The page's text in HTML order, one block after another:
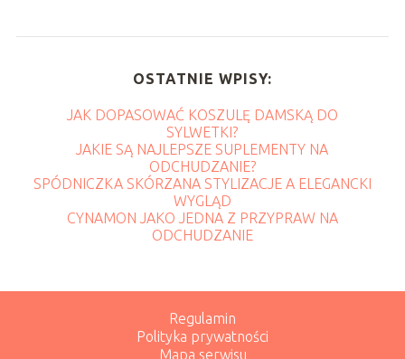
OSTATNIE WPISY:
JAK DOPASOWAĆ KOSZULĘ DAMSKĄ DO
SYLWETKI?
JAKIE SĄ NAJLEPSZE SUPLEMENTY NA
ODCHUDZANIE?
SPÓDNICZKA SKÓRZANA STYLIZACJE A ELEGANCKI
WYGLĄD
CYNAMON JAKO JEDNA Z PRZYPRAW NA
ODCHUDZANIE
Regulamin
Polityka prywatności
Mapa serwisu